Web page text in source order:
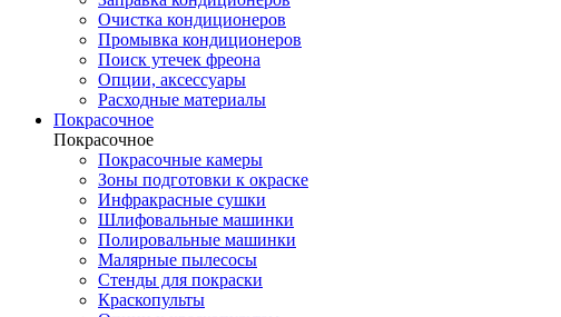
Очистка кондиционеров
Промывка кондиционеров
Поиск утечек фреона
Опции, аксессуары
Расходные материалы
Покрасочное
Покрасочное
Покрасочные камеры
Зоны подготовки к окраске
Инфракрасные сушки
Шлифовальные машинки
Полировальные машинки
Малярные пылесосы
Стенды для покраски
Краскопульты